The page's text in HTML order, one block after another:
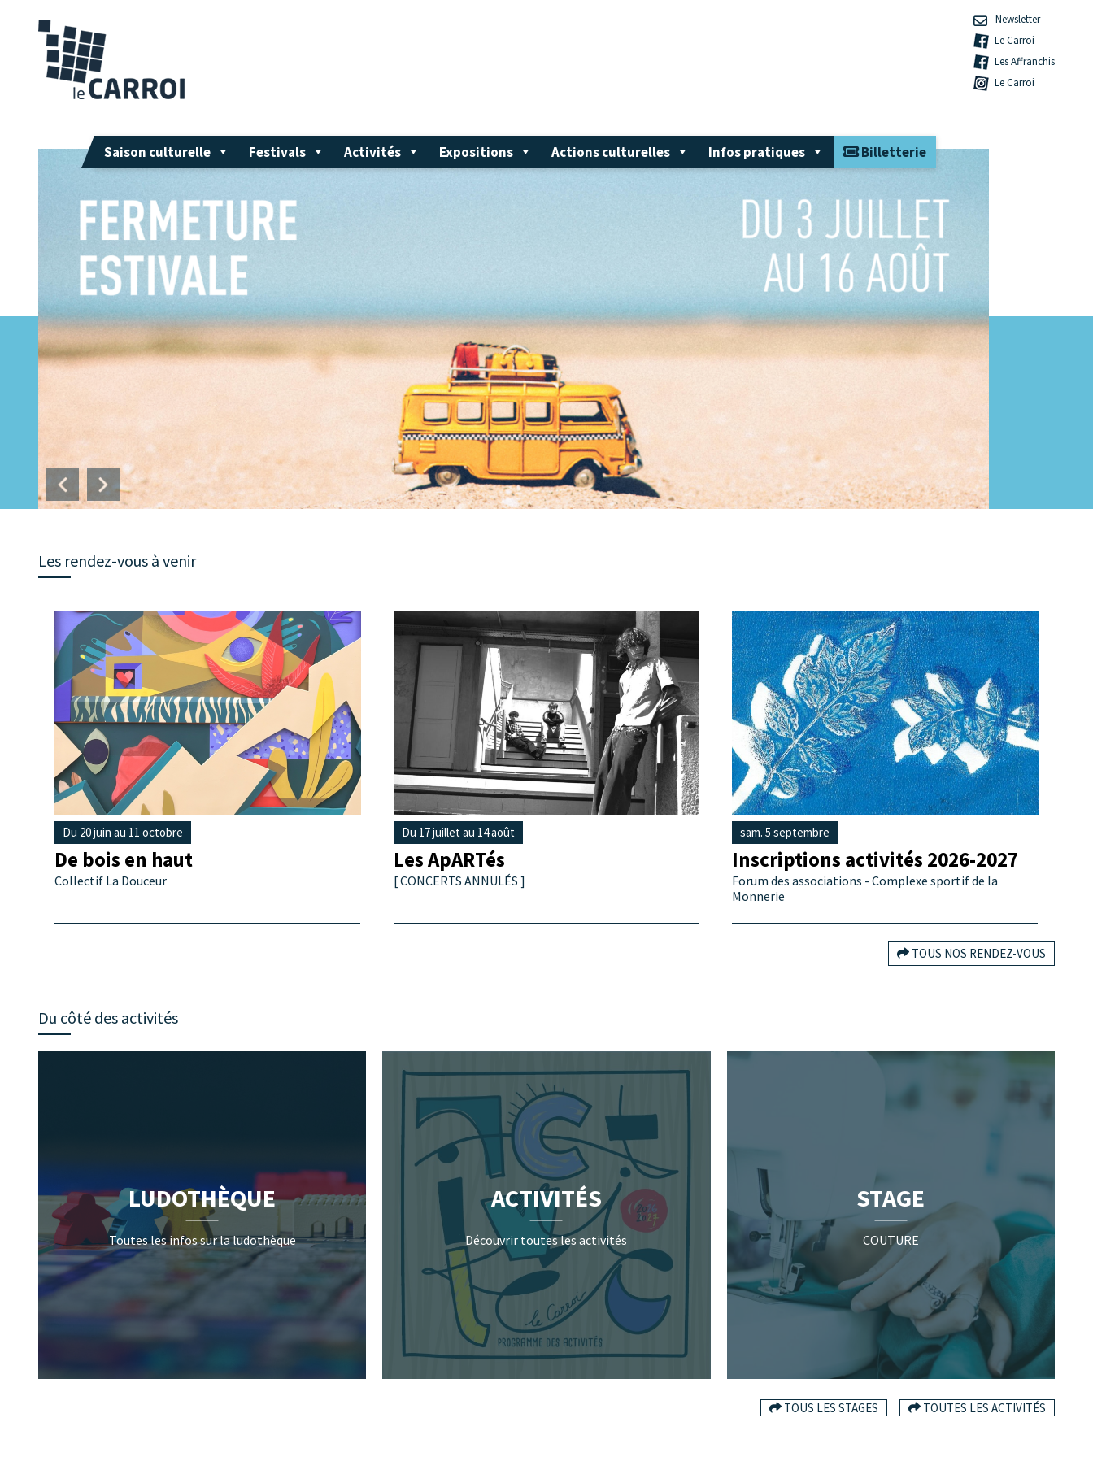
Saison culturelle Festivals Activités Expositions Actions culturelles Infos pratiques Billetterie
Newsletter
Le Carroi
Les Affranchis
Le Carroi
PreviousNext
Les rendez-vous à venir
Du 20 juin au 11 octobre
De bois en haut
Collectif La Douceur
Du 17 juillet au 14 août
Les ApARTés
[ CONCERTS ANNULÉS ]
sam. 5 septembre
Inscriptions activités 2026-2027
Forum des associations - Complexe sportif de la
Monnerie
TOUS NOS RENDEZ-VOUS
Du côté des activités
LUDOTHÈQUE
Toutes les infos sur la ludothèque
ACTIVITÉS
Découvrir toutes les activités
STAGE
COUTURE
TOUTES LES ACTIVITÉS
TOUS LES STAGES